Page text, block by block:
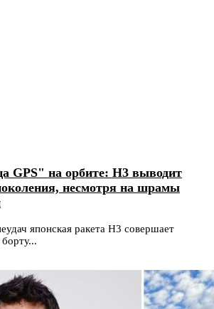
GPS" на орбите: H3 выводит
несмотря на шрамы
японская ракета H3 совершает